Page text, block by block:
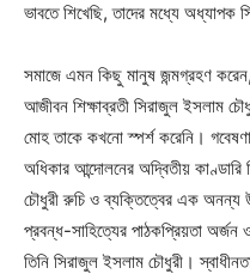
ভাবতে শিখেছি, তাদের মধ্যে
সমাজে এমন কিছু মানুষ জন্মগ্রহণ
আজীবন শিক্ষাব্রতী সিরাজুল ইসলাম
মোহ তাকে কখনো স্পর্শ করেনি।
অধিকার আন্দোলনের অদ্বিতীয়
চৌধুরী রুচি ও ব্যক্তিত্বের এক অনন্য
প্রবন্ধ-সাহিত্যের পাঠকপ্রিয়তা অর্জন
তিনি সিরাজুল ইসলাম চৌধুরী।